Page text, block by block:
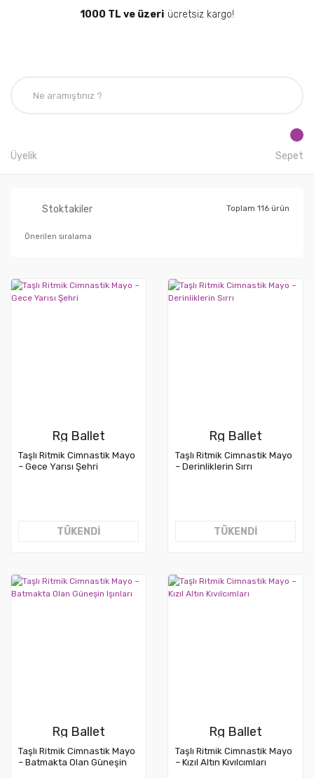
1000 TL ve üzeri ücretsiz kargo!
Üyelik Sepet
Stoktakiler Toplam 116 ürün
Rg Ballet
Taşlı Ritmik Cimnastik Mayo
– Gece Yarısı Şehri
TÜKENDİ
Rg Ballet
Taşlı Ritmik Cimnastik Mayo
– Derinliklerin Sırrı
TÜKENDİ
Rg Ballet
Taşlı Ritmik Cimnastik Mayo
– Batmakta Olan Güneşin
Rg Ballet
Taşlı Ritmik Cimnastik Mayo
– Kızıl Altın Kıvılcımları